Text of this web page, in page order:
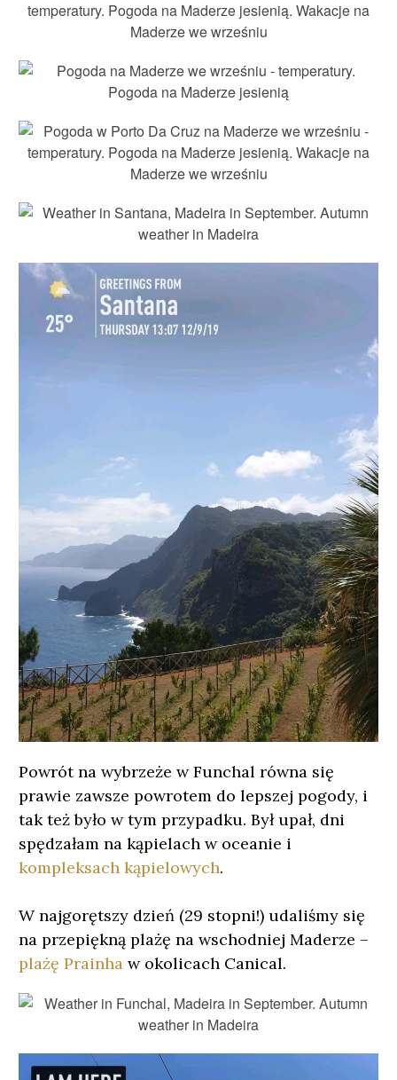
Powrót na wybrzeże w Funchal równa się
prawie zawsze powrotem do lepszej pogody, i
tak też było w tym przypadku. Był upał, dni
spędzałam na kąpielach w oceanie i
kompleksach kąpielowych.
W najgorętszy dzień (29 stopni!) udaliśmy się
na przepiękną plażę na wschodniej Maderze –
plażę Prainha w okolicach Canical.